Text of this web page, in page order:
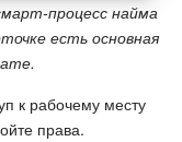
процесс найма
есть основная
к рабочему месту
права.